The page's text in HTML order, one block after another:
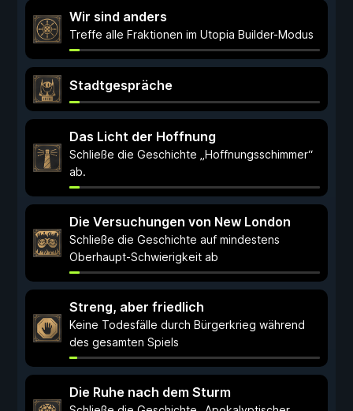
Wir sind anders
Treffe alle Fraktionen im Utopia Builder-Modus
Stadtgespräche
Das Licht der Hoffnung
Schließe die Geschichte „Hoffnungsschimmer“
ab.
Die Versuchungen von New London
Schließe die Geschichte auf mindestens
Oberhaupt-Schwierigkeit ab
Streng, aber friedlich
Keine Todesfälle durch Bürgerkrieg während
des gesamten Spiels
Die Ruhe nach dem Sturm